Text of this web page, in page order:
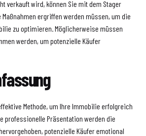
verkauft wird, können Sie mit dem Stager
ergriffen werden müssen, um die
zu optimieren. Möglicherweise müssen
werden, um potenzielle Käufer
Methode, um Ihre Immobilie erfolgreich
professionelle Präsentation werden die
potenzielle Käufer emotional